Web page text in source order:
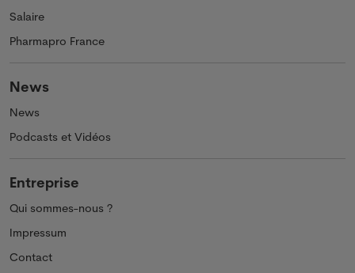
Salaire
Pharmapro France
News
News
Podcasts et Vidéos
Entreprise
Qui sommes-nous ?
Impressum
Contact